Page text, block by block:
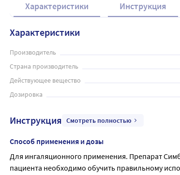
Характеристики Инструкция
Характеристики
Производитель
Страна производитель
Действующее вещество
Дозировка
Инструкция Смотреть полностью
Способ применения и дозы
Для ингаляционного применения. Препарат
пациента необходимо обучить правильному